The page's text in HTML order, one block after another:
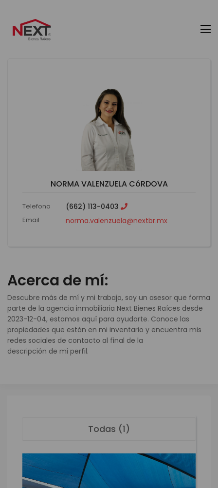
NORMA VALENZUELA CóRDOVA
Telefono (662) 113-0403
Email norma.valenzuela@nextbr.mx
Acerca de mí:
Descubre más de mí y mi trabajo, soy un asesor que forma
parte de la agencia inmobiliaria Next Bienes Raíces desde
2023-12-04, estamos aquí para ayudarte. Conoce las
propiedades que están en mi inventario y encuentra mis
redes sociales de contacto al final de la
descripción de mi perfil.
Todas (1)